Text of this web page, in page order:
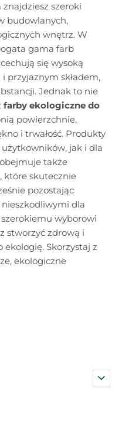
szeroki
budowlanych,
wnętrz. W
gama farb
się wysoką
przyjaznym składem,
Jednak to nie
farby ekologiczne do
powierzchnie,
i trwałość. Produkty
jak i dla
także
, które skutecznie
pozostając
dla
wyborowi
stworzyć zdrową i
ekologię. Skorzystaj z
ekologiczne